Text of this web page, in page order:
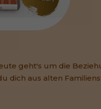
geht's um die
dich aus alten